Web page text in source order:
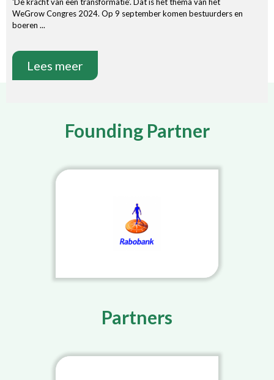
'De kracht van een transformatie'. Dat is het thema van het
WeGrow Congres 2024. Op 9 september komen bestuurders en
boeren ...
Lees meer
Founding Partner
Partners